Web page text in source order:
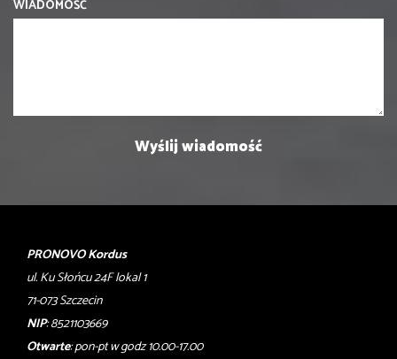
WIADOMOŚĆ
PRONOVO Kordus
ul. Ku Słońcu 24F lokal 1
71-073 Szczecin
NIP: 8521103669
Otwarte: pon-pt w godz 10.00-17.00